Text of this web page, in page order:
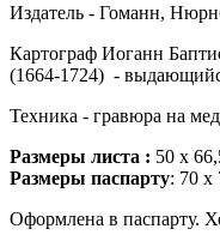
Издатель - Гоманн,
Картограф Иоганн
(1664-1724) -
Техника - гравюра на
Размеры листа : 50 x
Размеры паспарту: 70 x
Оформлена в паспарту.